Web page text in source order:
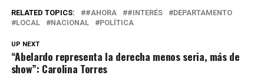
RELATED TOPICS: #AHORA #INTERÉS
DEPARTAMENTO
LOCAL
NACIONAL POLÍTICA
UP NEXT
“Abelardo representa la derecha menos seria, más de
show”: Carolina Torres